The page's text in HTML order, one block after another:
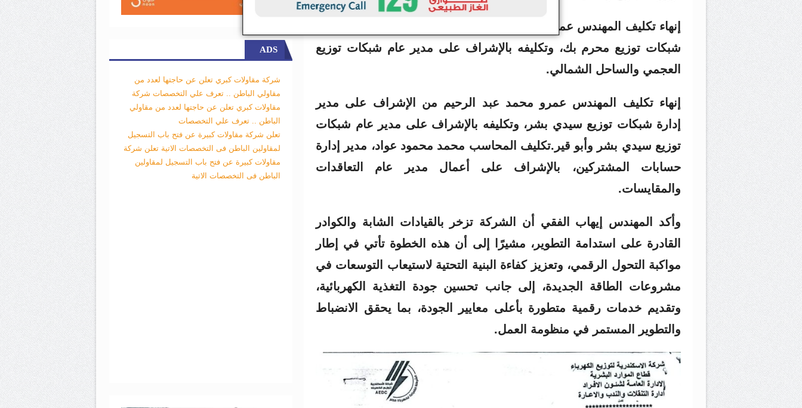
إنهاء تكليف المهندس عمرو عبد الفتاح عوض من الإشراف على مدير إدارة
شبكات توزيع محرم بك، وتكليفه بالإشراف على مدير عام شبكات توزيع
العجمي والساحل الشمالي.
إنهاء تكليف المهندس عمرو محمد عبد الرحيم من الإشراف على مدير
إدارة شبكات توزيع سيدي بشر، وتكليفه بالإشراف على مدير عام شبكات
توزيع سيدي بشر وأبو قير.تكليف المحاسب محمد محمود عواد، مدير إدارة
حسابات المشتركين، بالإشراف على أعمال مدير عام التعاقدات
والمقايسات.
وأكد المهندس إيهاب الفقي أن الشركة تزخر بالقيادات الشابة والكوادر
القادرة على استدامة التطوير، مشيرًا إلى أن هذه الخطوة تأتي في إطار
مواكبة التحول الرقمي، وتعزيز كفاءة البنية التحتية لاستيعاب التوسعات في
مشروعات الطاقة الجديدة، إلى جانب تحسين جودة التغذية الكهربائية،
وتقديم خدمات رقمية متطورة بأعلى معايير الجودة، بما يحقق الانضباط
والتطوير المستمر في منظومة العمل.
ADS
شركة مقاولات كبري تعلن عن حاجتها لعدد من
مقاولي الباطن .. تعرف علي التخصصات شركة
مقاولات كبري تعلن عن حاجتها لعدد من مقاولي
الباطن .. تعرف علي التخصصات
تعلن شركة مقاولات كبيرة عن فتح باب التسجيل
لمقاولين الباطن فى التخصصات الاتية تعلن شركة
مقاولات كبيرة عن فتح باب التسجيل لمقاولين
الباطن فى التخصصات الاتية